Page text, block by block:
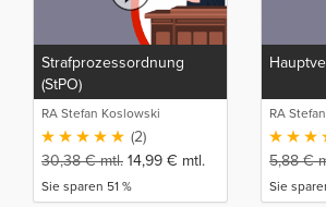
Strafprozessordnung
(StPO)
RA Stefan Koslowski
(2)
30,38€mtl. 14,99 € mtl.
Sie sparen 51 %
RA
5,88€
Sie